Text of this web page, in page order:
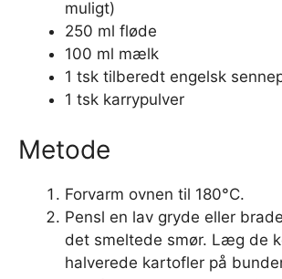
muligt)
250 ml fløde
100 ml mælk
1 tsk tilberedt engelsk
1 tsk karrypulver
Metode
Forvarm ovnen til 180°C.
Pensl en lav gryde eller
det smeltede smør. Læg de
halverede kartofler på